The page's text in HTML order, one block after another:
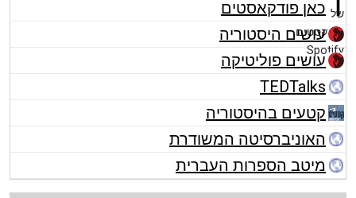
כאן פודקאסטים
עושים היסטוריה
עושים פוליטיקה
TEDTalks
קטעים בהיסטוריה
האוניברסיטה המשודרת
מיטב הספרות העברית